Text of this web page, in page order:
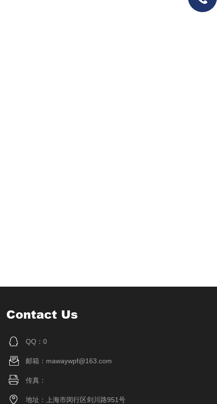
Contact Us
QQ：0
邮箱：mawaywpf@163.com
传真：
地址：上海市闵行区剑川路951号